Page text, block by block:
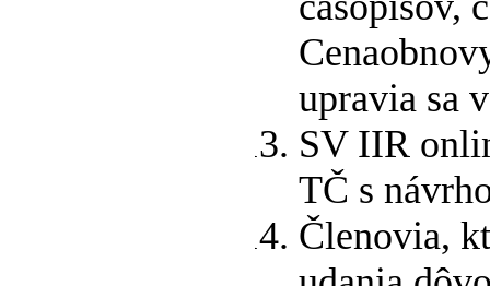
upravia sa
SV IIR
TČ s
Členovia,